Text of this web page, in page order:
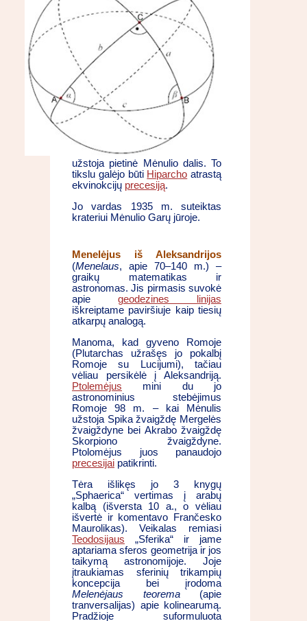
užstoja pietinė Mėnulio dalis. To
tikslu galėjo būti Hiparcho atrastą
ekvinokcijų precesiją.
Jo vardas 1935 m. suteiktas
krateriui Mėnulio Garų jūroje.
Menelėjus iš Aleksandrijos
(Menelaus, apie 70–140 m.) –
graikų matematikas ir
astronomas. Jis pirmasis suvokė
apie geodezines linijas
iškreiptame paviršiuje kaip tiesių
atkarpų analogą.
Manoma, kad gyveno Romoje
(Plutarchas užrašęs jo pokalbį
Romoje su Lucijumi), tačiau
vėliau persikėlė į Aleksandriją.
Ptolemėjus mini du jo
astronominius stebėjimus
Romoje 98 m. – kai Mėnulis
užstoja Spika žvaigždę Mergelės
žvaigždyne bei Akrabo žvaigždę
Skorpiono žvaigždyne.
Ptolomėjus juos panaudojo
precesijai patikrinti.
Tėra išlikęs jo 3 knygų
„Sphaerica“ vertimas į arabų
kalbą (išversta 10 a., o vėliau
išvertė ir komentavo Frančesko
Maurolikas). Veikalas remiasi
Teodosijaus „Sferika“ ir jame
aptariama sferos geometrija ir jos
taikymą astronomijoje. Joje
įtraukiamas sferinių trikampių
koncepcija bei įrodoma
Melenėjaus teorema(apie
tranversalijas) apie kolinearumą.
Pradžioje suformuluota